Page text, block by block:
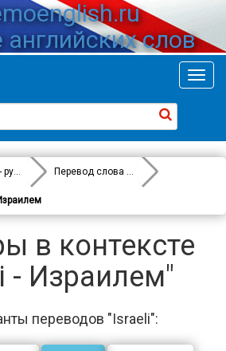
английских слов
Английский - русский Перевод слова
Israeli
в контексте
- Израилем"
переводов "Israeli":